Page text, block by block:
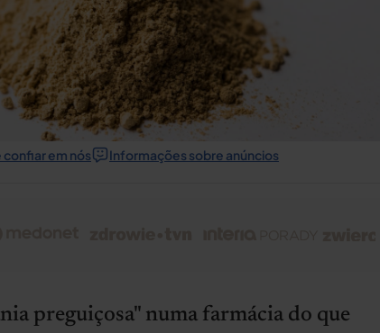
em nós Informações sobre anúncios
preguiçosa" numa farmácia do que